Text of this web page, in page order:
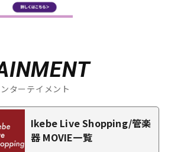
ターテイメント
Ikebe Live Shopping/管楽
器 MOVIE一覧